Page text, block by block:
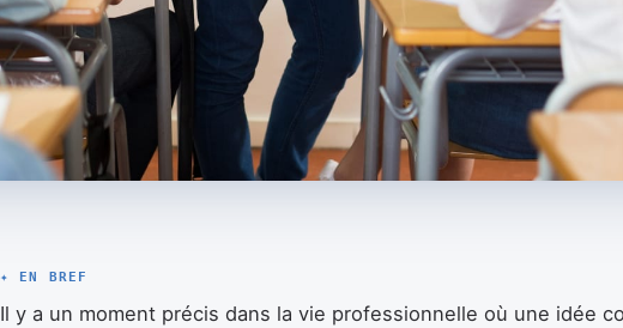
✦ EN BREF
Il y a un moment précis dans la vie professionnelle où une idée